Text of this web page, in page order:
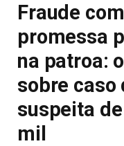
Fraude
promessa
na patroa:
sobre caso
suspeita
mil